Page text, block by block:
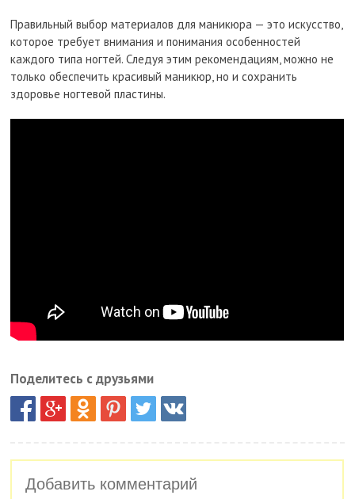
Правильный выбор материалов для маникюра — это искусство,
которое требует внимания и понимания особенностей
каждого типа ногтей. Следуя этим рекомендациям, можно не
только обеспечить красивый маникюр, но и сохранить
здоровье ногтевой пластины.
Поделитесь с друзьями
Добавить комментарий